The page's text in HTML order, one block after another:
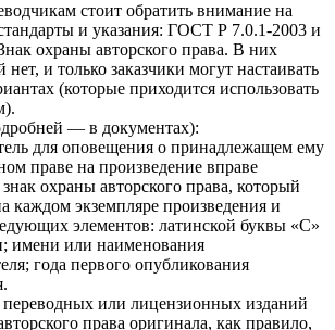
стоит обратить внимание на
и указания: ГОСТ Р 7.0.1-2003 и
охраны авторского права. В них
нет, и только заказчики могут настаивать
(которые приходится использовать
— в документах):
для оповещения о принадлежащем ему
праве на произведение вправе
знак охраны авторского права, который
каждом экземпляре произведения и
элементов: латинской буквы «C»
имени или наименования
года первого опубликования
или лицензионных изданий
права оригинала, как правило,